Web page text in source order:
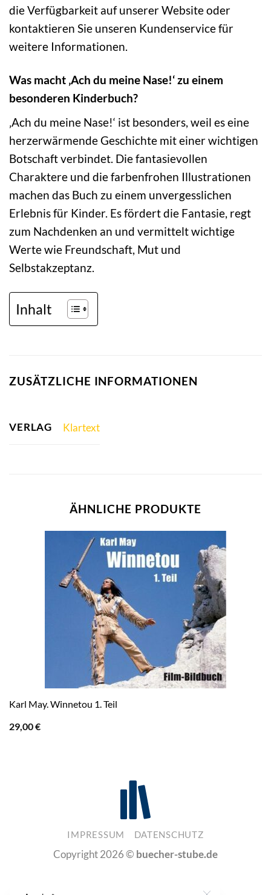
die Verfügbarkeit auf unserer Website oder
kontaktieren Sie unseren Kundenservice für
weitere Informationen.
Was macht ‚Ach du meine Nase!‘ zu einem
besonderen Kinderbuch?
‚Ach du meine Nase!‘ ist besonders, weil es eine
herzerwärmende Geschichte mit einer wichtigen
Botschaft verbindet. Die fantasievollen
Charaktere und die farbenfrohen Illustrationen
machen das Buch zu einem unvergesslichen
Erlebnis für Kinder. Es fördert die Fantasie, regt
zum Nachdenken an und vermittelt wichtige
Werte wie Freundschaft, Mut und
Selbstakzeptanz.
Inhalt
ZUSÄTZLICHE INFORMATIONEN
VERLAG Klartext
ÄHNLICHE PRODUKTE
Karl May. Winnetou 1. Teil
29,00€
IMPRESSUM DATENSCHUTZ
Copyright 2026 © buecher-stube.de